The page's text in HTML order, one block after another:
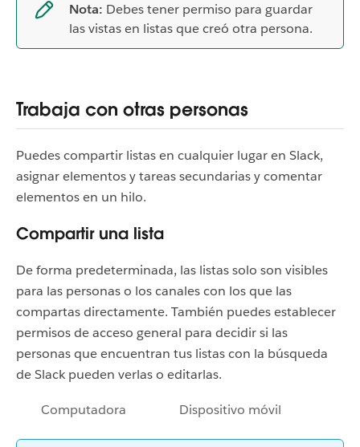
Nota: Debes tener permiso para guardar
las vistas en listas que creó otra persona.
Trabaja con otras personas
Puedes compartir listas en cualquier lugar en Slack,
asignar elementos y tareas secundarias y comentar
elementos en un hilo.
Compartir una lista
De forma predeterminada, las listas solo son visibles
para las personas o los canales con los que las
compartas directamente. También puedes establecer
permisos de acceso general para decidir si las
personas que encuentran tus listas con la búsqueda
de Slack pueden verlas o editarlas.
Computadora Dispositivo móvil